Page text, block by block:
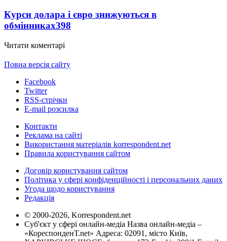
Курси долара і євро знижуються в
обмінниках398
Читати коментарі
Повна версія сайту
Facebook
Twitter
RSS-стрічки
E-mail розсилка
Контакти
Реклама на сайті
Використання матеріалів korrespondent.net
Правила користування сайтом
Договір користування сайтом
Політика у сфері конфіденційності і персональних даних
Угода щодо користування
Редакція
© 2000-2026, Korrespondent.net
Суб'єкт у сфері онлайн-медіа Назва онлайн-медіа –
«КореспонденТ.net» Адреса: 02091, місто Київ,